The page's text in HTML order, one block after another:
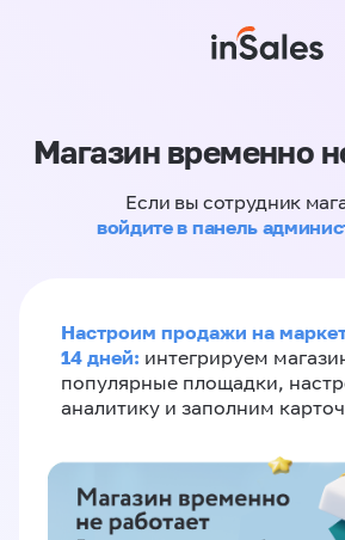
Магазин временно
Если вы сотрудник
войдите в панель
Настроим продажи на
14 дней: интегрируем
популярные площадки,
аналитику и заполним